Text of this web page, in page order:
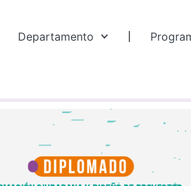
Departamento